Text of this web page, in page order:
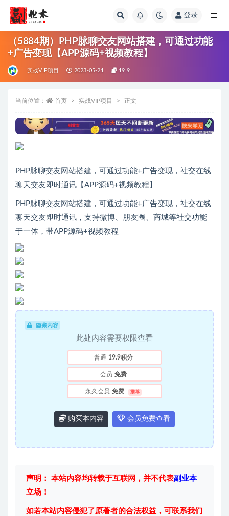
登录
（5884期）PHP脉聊交友网站搭建，可通过功能
+广告变现【APP源码+视频教程】
实战VIP项目 2023-05-21 19.9
当前位置： 首页 实战VIP项目 正文
PHP脉聊交友网站搭建，可通过功能+广告变现，社交在线
聊天交友即时通讯【APP源码+视频教程】
PHP脉聊交友网站搭建，可通过功能+广告变现，社交在线
聊天交友即时通讯，支持微博、朋友圈、商城等社交功能
于一体，带APP源码+视频教程
隐藏内容
此处内容需要权限查看
普通 19.9积分
会员 免费
永久会员 免费 推荐
购买本内容 会员免费查看
声明： 本站内容均转载于互联网，并不代表副业本
立场！
如若本站内容侵犯了原著者的合法权益，可联系我们